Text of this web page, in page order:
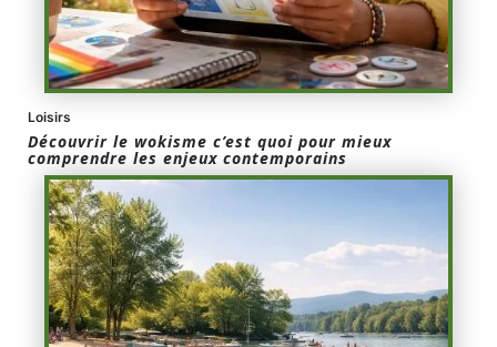
Loisirs
Découvrir le wokisme c’est quoi pour mieux
comprendre les enjeux contemporains